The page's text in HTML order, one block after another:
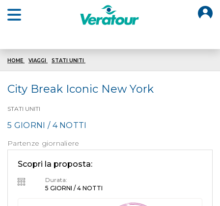
HOME VIAGGI STATI UNITI
City Break Iconic New York
STATI UNITI
5 GIORNI / 4 NOTTI
Partenze giornaliere
Scopri la proposta:
Durata:
5 GIORNI / 4 NOTTI